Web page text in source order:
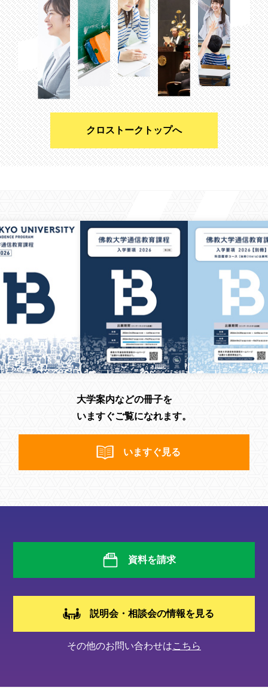
クロストークトップへ
大学案内などの冊子を
いますぐご覧になれます。
いますぐ見る
資料を請求
説明会・相談会の情報を見る
その他のお問い合わせはこちら